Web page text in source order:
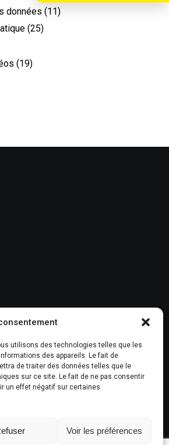
utilisons des technologies telles que les
des appareils. Le fait de
de traiter des données telles que le
sur ce site. Le fait de ne pas consentir
un effet négatif sur certaines
Voir les préférences
données (11)
(25)
(19)